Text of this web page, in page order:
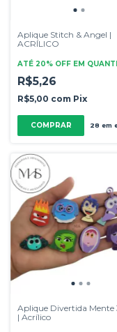
Aplique Stitch & Angel |
ACRÍLICO
ATÉ 20% OFF EM
R$5,26
R$5,00 com Pix
COMPRAR 28 em
Aplique Divertida Mente
| Acrílico